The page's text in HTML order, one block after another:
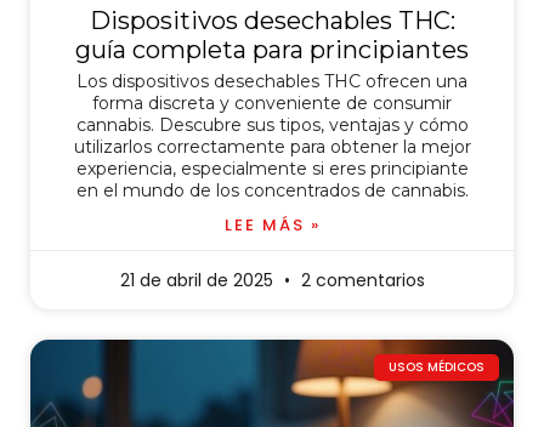
Dispositivos desechables THC:
guía completa para principiantes
Los dispositivos desechables THC ofrecen una
forma discreta y conveniente de consumir
cannabis. Descubre sus tipos, ventajas y cómo
utilizarlos correctamente para obtener la mejor
experiencia, especialmente si eres principiante
en el mundo de los concentrados de cannabis.
LEE MÁS »
21 de abril de 2025 2 comentarios
USOS MÉDICOS